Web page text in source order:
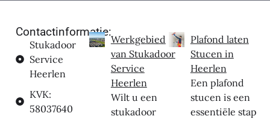
Contactinformatie:
Stukadoor
Service
Heerlen
KVK:
58037640
Werkgebied
van Stukadoor
Service
Heerlen
Wilt u een
stukadoor
Plafond laten
Stucen in
Heerlen
Een plafond
stucen is een
essentiële stap